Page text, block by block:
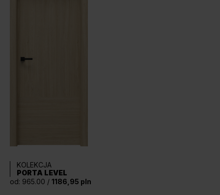
KOLEKCJA
PORTA LEVEL
od: 965.00 / 1186,95 pln